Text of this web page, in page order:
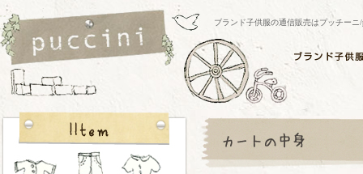
ブランド子供服の通信販売はプッチー